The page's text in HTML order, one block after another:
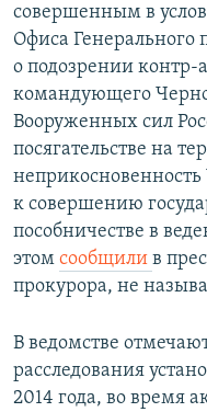
совершенным в
Офиса
о подозрении контр-
командующего
Вооруженных сил
посягательстве на
неприкосновенность
к совершению
пособничестве в
этом сообщили в
прокурора, не
В ведомстве
расследования
2014 года, во время